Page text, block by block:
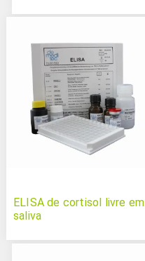
ELISA de cortisol livre em
saliva